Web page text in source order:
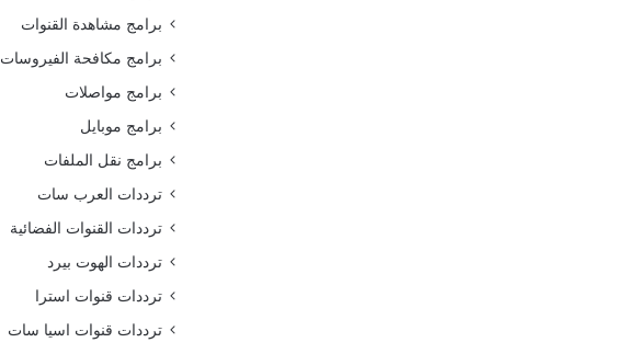
برامج مشاهدة القنوات
برامج مكافحة الفيروسات
برامج مواصلات
برامج موبايل
برامج نقل الملفات
ترددات العرب سات
ترددات القنوات الفضائية
ترددات الهوت بيرد
ترددات قنوات استرا
ترددات قنوات اسيا سات